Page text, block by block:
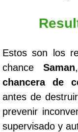
Estos son los
chanceSaman
chancera de
antes de
prevenir
supervisado y